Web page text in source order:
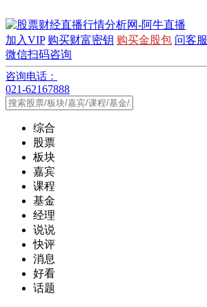
加入VIP 购买财富密钥 购买金股包 问客服
微信扫码咨询
咨询电话：
021-62167888
综合
股票
板块
嘉宾
课程
基金
经理
说说
快评
消息
好看
话题